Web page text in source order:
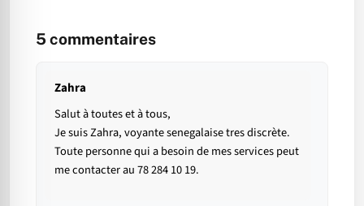
5 commentaires
Zahra
Salut à toutes et à tous,
Je suis Zahra, voyante senegalaise tres discrète.
Toute personne qui a besoin de mes services peut
me contacter au 78 284 10 19.